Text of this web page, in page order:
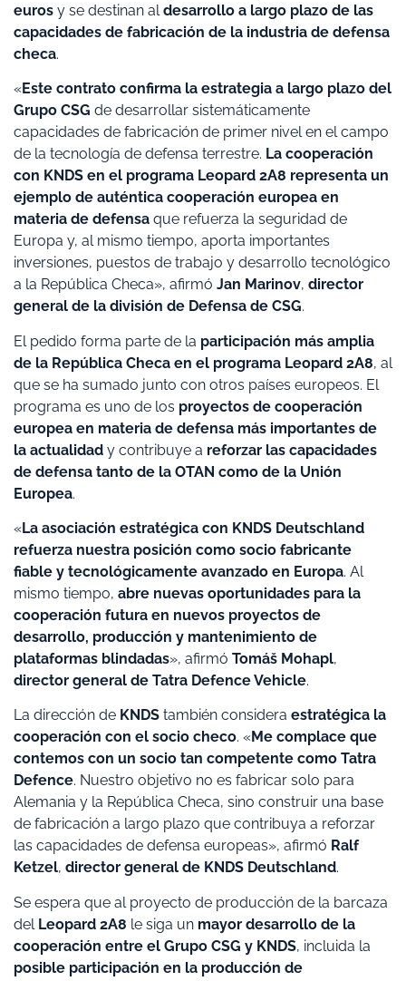
euros y se destinan aldesarrollo a largo plazo de las
capacidades de fabricación de la industria de defensa
checa.
«Este contrato confirma la estrategia a largo plazo del
Grupo CSG de desarrollar sistemáticamente
capacidades de fabricación de primer nivel en el campo
de la tecnología de defensa terrestre. La cooperación
con KNDS en el programa Leopard 2A8 representa un
ejemplo de auténtica cooperación europea en
materia de defensa que refuerza la seguridad de
Europa y, al mismo tiempo, aporta importantes
inversiones, puestos de trabajo y desarrollo tecnológico
a la República Checa», afirmó Jan Marinov, director
general de la división de Defensa de CSG.
El pedido forma parte de la participación más amplia
de la República Checa en el programa Leopard 2A8, al
que se ha sumado junto con otros países europeos. El
programa es uno de los proyectos de cooperación
europea en materia de defensa más importantes de
la actualidad y contribuye a reforzar las capacidades
de defensa tanto de la OTAN como de la Unión
Europea.
«La asociación estratégica con KNDS Deutschland
refuerza nuestra posición como socio fabricante
fiable y tecnológicamente avanzado en Europa. Al
mismo tiempo, abre nuevas oportunidades para la
cooperación futura en nuevos proyectos de
desarrollo, producción y mantenimiento de
plataformas blindadas», afirmó Tomáš Mohapl,
director general de Tatra Defence Vehicle.
La dirección de KNDS también considera estratégica la
cooperación con el socio checo. «Me complace que
contemos con un socio tan competente como Tatra
Defence. Nuestro objetivo no es fabricar solo para
Alemania y la República Checa, sino construir una base
de fabricación a largo plazo que contribuya a reforzar
las capacidades de defensa europeas», afirmó Ralf
Ketzel, director general de KNDS Deutschland.
Se espera que al proyecto de producción de la barcaza
del Leopard 2A8 le siga un mayor desarrollo de la
cooperación entre el Grupo CSG y KNDS, incluida la
posible participación en la producción de